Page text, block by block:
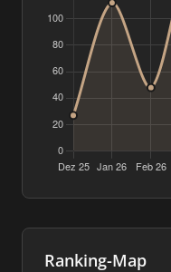
Ranking-Map